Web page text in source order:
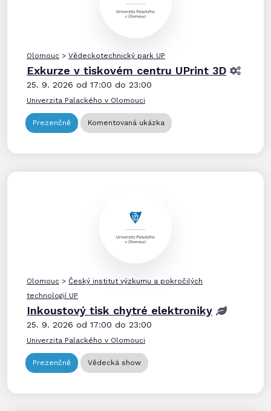
Olomouc > Vědeckotechnický park UP
Exkurze v tiskovém centru UPrint 3D
25. 9. 2026 od 17:00 do 23:00
Univerzita Palackého v Olomouci
Prezenčně Komentovaná ukázka
Olomouc > Český institut výzkumu a pokročilých
technologií UP
Inkoustový tisk chytré elektroniky
25. 9. 2026 od 17:00 do 23:00
Univerzita Palackého v Olomouci
Prezenčně Vědecká show